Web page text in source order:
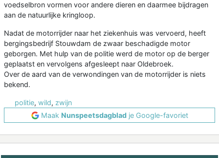
voedselbron vormen voor andere dieren en daarmee bijdragen
aan de natuurlijke kringloop.
Nadat de motorrijder naar het ziekenhuis was vervoerd, heeft
bergingsbedrijf Stouwdam de zwaar beschadigde motor
geborgen. Met hulp van de politie werd de motor op de berger
geplaatst en vervolgens afgesleept naar Oldebroek.
Over de aard van de verwondingen van de motorrijder is niets
bekend.
politie, wild, zwijn
Maak Nunspeetsdagbladje Google-favoriet